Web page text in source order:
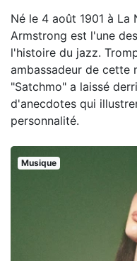
Né le 4 août 1901 à La
Armstrong est l'une
l'histoire du jazz.
ambassadeur de cette
"Satchmo" a laissé
d'anecdotes qui
personnalité.
Musique